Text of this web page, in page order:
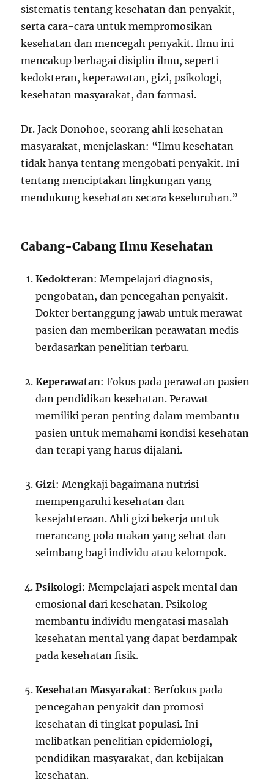
sistematis tentang kesehatan dan penyakit,
serta cara-cara untuk mempromosikan
kesehatan dan mencegah penyakit. Ilmu ini
mencakup berbagai disiplin ilmu, seperti
kedokteran, keperawatan, gizi, psikologi,
kesehatan masyarakat, dan farmasi.
Dr. Jack Donohoe, seorang ahli kesehatan
masyarakat, menjelaskan: “Ilmu kesehatan
tidak hanya tentang mengobati penyakit. Ini
tentang menciptakan lingkungan yang
mendukung kesehatan secara keseluruhan.”
Cabang-Cabang Ilmu Kesehatan
Kedokteran: Mempelajari diagnosis,
pengobatan, dan pencegahan penyakit.
Dokter bertanggung jawab untuk merawat
pasien dan memberikan perawatan medis
berdasarkan penelitian terbaru.
Keperawatan: Fokus pada perawatan pasien
dan pendidikan kesehatan. Perawat
memiliki peran penting dalam membantu
pasien untuk memahami kondisi kesehatan
dan terapi yang harus dijalani.
Gizi: Mengkaji bagaimana nutrisi
mempengaruhi kesehatan dan
kesejahteraan. Ahli gizi bekerja untuk
merancang pola makan yang sehat dan
seimbang bagi individu atau kelompok.
Psikologi: Mempelajari aspek mental dan
emosional dari kesehatan. Psikolog
membantu individu mengatasi masalah
kesehatan mental yang dapat berdampak
pada kesehatan fisik.
Kesehatan Masyarakat: Berfokus pada
pencegahan penyakit dan promosi
kesehatan di tingkat populasi. Ini
melibatkan penelitian epidemiologi,
pendidikan masyarakat, dan kebijakan
kesehatan.